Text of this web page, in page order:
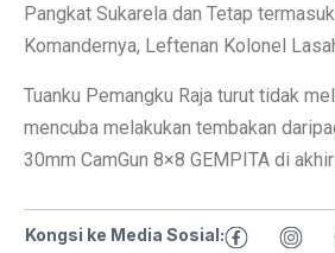
Pangkat Sukarela dan Tetap
Komandernya, Leftenan Kolonel
Tuanku Pemangku Raja turut tidak
mencuba melakukan tembakan
30mm CamGun 8×8 GEMPITA di
Kongsi ke Media Sosial: